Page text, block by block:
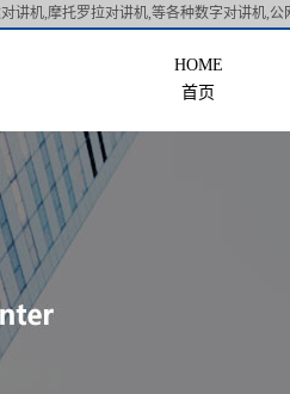
讲机,摩托罗拉对讲机,等各种数字对讲机,公
首页